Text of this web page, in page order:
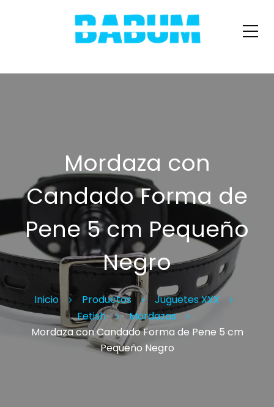
Mordaza con
Candado Forma de
Pene 5 cm Pequeño
Negro
Inicio Productos
Juguetes XXX
Fetish
Mordazas
Mordaza con Candado Forma de Pene 5 cm
Pequeño Negro